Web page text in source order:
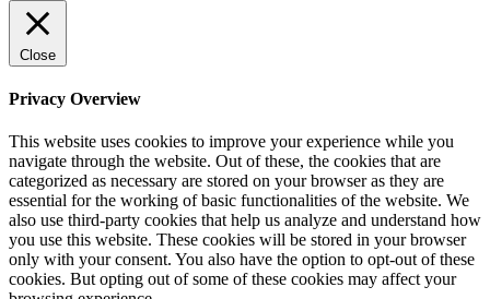
Close
Privacy Overview
This website uses cookies to improve your experience while you
navigate through the website. Out of these, the cookies that are
categorized as necessary are stored on your browser as they are
essential for the working of basic functionalities of the website. We
also use third-party cookies that help us analyze and understand how
you use this website. These cookies will be stored in your browser
only with your consent. You also have the option to opt-out of these
cookies. But opting out of some of these cookies may affect your